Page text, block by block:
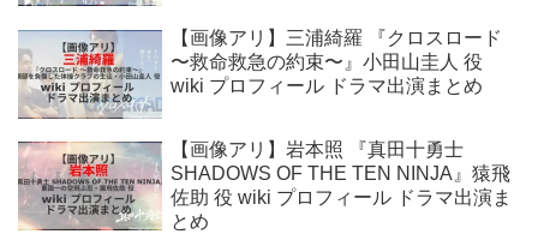
【画像アリ】三浦綺羅 『クロスロード
〜救命救急の約束〜』小田山圭人 役
wiki プロフィール ドラマ出演まとめ
【画像アリ】岩本照 『真田十勇士
SHADOWS OF THE TEN NINJA』猿飛
佐助 役 wiki プロフィール ドラマ出演ま
とめ